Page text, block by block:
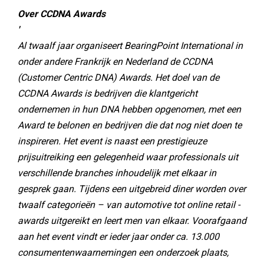
Over CCDNA Awards
'
Al twaalf jaar organiseert BearingPoint International in
onder andere Frankrijk en Nederland de CCDNA
(Customer Centric DNA) Awards. Het doel van de
CCDNA Awards is bedrijven die klantgericht
ondernemen in hun DNA hebben opgenomen, met een
Award te belonen en bedrijven die dat nog niet doen te
inspireren. Het event is naast een prestigieuze
prijsuitreiking een gelegenheid waar professionals uit
verschillende branches inhoudelijk met elkaar in
gesprek gaan. Tijdens een uitgebreid diner worden over
twaalf categorieën – van automotive tot online retail -
awards uitgereikt en leert men van elkaar. Voorafgaand
aan het event vindt er ieder jaar onder ca. 13.000
consumentenwaarnemingen een onderzoek plaats,